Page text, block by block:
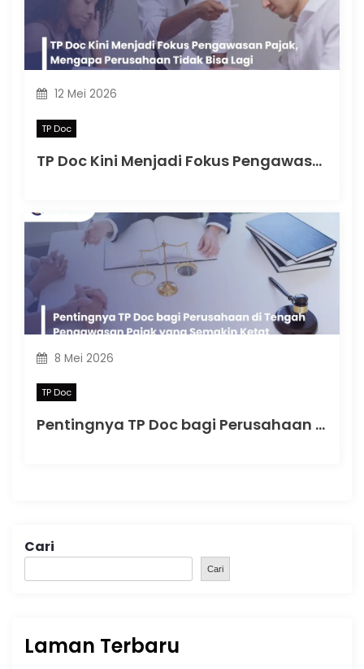
12 Mei 2026
TP Doc
TP Doc Kini Menjadi Fokus Pengawasan Pajak, Mengapa Perusahaan Tidak Bisa Lagi Mengabaikannya?
8 Mei 2026
TP Doc
Pentingnya TP Doc bagi Perusahaan di Tengah Pengawasan Pajak yang Semakin Ketat
Cari
Cari
Laman Terbaru